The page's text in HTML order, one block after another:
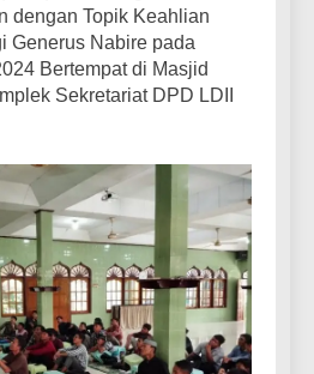
dengan Topik Keahlian
Generus Nabire pada
Bertempat di Masjid
Sekretariat DPD LDII